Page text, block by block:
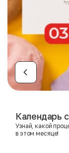
Календарь
Узнай, какой
в этом месяце!